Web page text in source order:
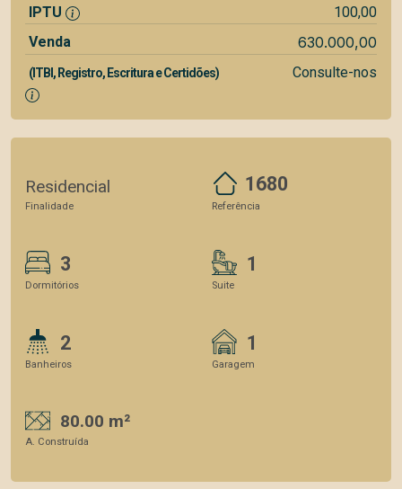
IPTU
100,00
Venda
630.000,00
(ITBI, Registro, Escritura e Certidões) Consulte-nos
Residencial
Finalidade
1680
Referência
3
Dormitórios
1
Suite
2
Banheiros
1
Garagem
80.00 m²
A. Construída